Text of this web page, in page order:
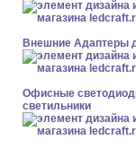
Внешние Адаптеры
Офисные
светильники